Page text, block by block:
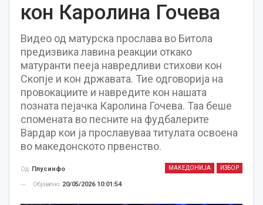
кон Каролина Гочева
Видео од матурска прослава во Битола
предизвика лавина реакции откако
матуранти пееја навредливи стихови кон
Скопје и кон државата. Тие одговорија на
провокациите и навредите кон нашата
позната пејачка Каролина Гочева. Таа беше
спомената во песните на фудбалерите
Вардар кои ја прославуваа титулата освоена
во македонското првенство.
МАКЕДОНИЈА ИЗБОР
Од Плусинфо
Објавено 20/05/2026 10:01:54